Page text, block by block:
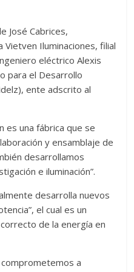
José Cabrices,
Iluminaciones, filial
eléctrico Alexis
para el Desarrollo
ente adscrito al
es una fábrica que se
y ensamblaje de
desarrollamos
e iluminación”.
desarrolla nuevos
el cual es un
de la energía en
a